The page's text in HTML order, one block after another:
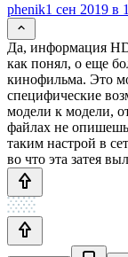
phenik1 сен 2019 в
Да, информация
как понял, о еще
кинофильма. Это
специфические
модели к модели,
файлах не
таким настрой в
во что эта затея